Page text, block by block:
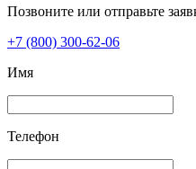
Позвоните или отправьте
+7 (800) 300-62-06
Имя
Телефон